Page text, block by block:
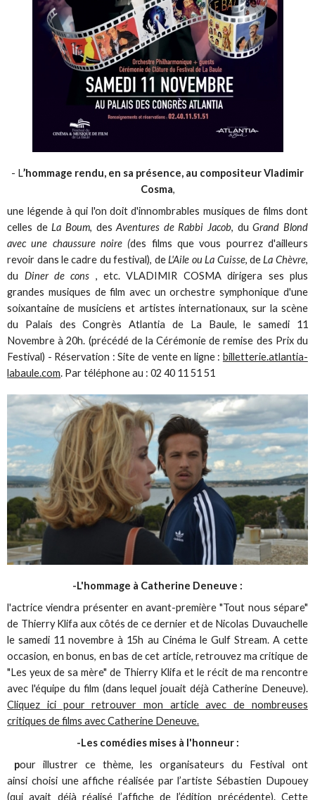
- L’hommage rendu, en sa présence, au compositeur Vladimir
Cosma,
une légende à qui l'on doit d'innombrables musiques de films dont
celles deLa Boum, desAventures de Rabbi Jacob, duGrand Blond
avec une chaussure noire (des films que vous pourrez d'ailleurs
revoir dans le cadre du festival), deL'Aile ou La Cuisse, deLa Chèvre,
du Diner de cons , etc. VLADIMIR COSMA dirigera ses plus
grandes musiques de film avec un orchestre symphonique d'une
soixantaine de musiciens et artistes internationaux, sur la scène
du Palais des Congrès Atlantia de La Baule, le samedi 11
Novembre à 20h. (précédé de la Cérémonie de remise des Prix du
Festival) - Réservation : Site de vente en ligne : billetterie.atlantia-
labaule.com. Par téléphone au : 02 40 11 51 51
-L'hommage à Catherine Deneuve :
l'actrice viendra présenter en avant-première "Tout nous sépare"
de Thierry Klifa aux côtés de ce dernier et de Nicolas Duvauchelle
le samedi 11 novembre à 15h au Cinéma le Gulf Stream. A cette
occasion, en bonus, en bas de cet article, retrouvez ma critique de
"Les yeux de sa mère" de Thierry Klifa et le récit de ma rencontre
avec l'équipe du film (dans lequel jouait déjà Catherine Deneuve).
Cliquez ici pour retrouver mon article avec de nombreuses
critiques de films avec Catherine Deneuve.
-Les comédies mises à l'honneur :
pour illustrer ce thème, les organisateurs du Festival ont
ainsi choisi une affiche réalisée par l’artiste Sébastien Dupouey
(qui avait déjà réalisé l’affiche de l’édition précédente). Cette